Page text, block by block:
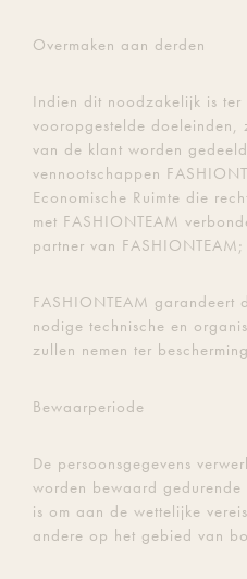
Overmaken aan derden
Indien dit noodzakelijk is
vooropgestelde doeleinden,
van de klant worden
vennootschappen
Economische Ruimte die
met FASHIONTEAM
partner van FASHIONTEAM;
FASHIONTEAM garandeert
nodige technische en
zullen nemen ter
Bewaarperiode
De persoonsgegevens
worden bewaard
is om aan de wettelijke
andere op het gebied van